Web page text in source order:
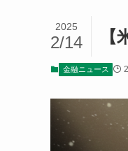
2025
2/14
金融ニュース